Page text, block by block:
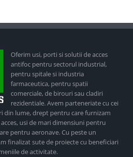
Oferim usi, porti si solutii de acces
antifoc pentru sectorul industrial,
pentru spitale si industria
farmaceutica, pentru spatii
comerciale, de birouri sau cladiri
rezidentiale. Avem parteneriate cu cei
din lume, drept pentru care furnizam
usi de mari dimensiuni pentru
pentru aeronave. Cu peste un
finalizat sute de proiecte cu beneficiari
de activitate.